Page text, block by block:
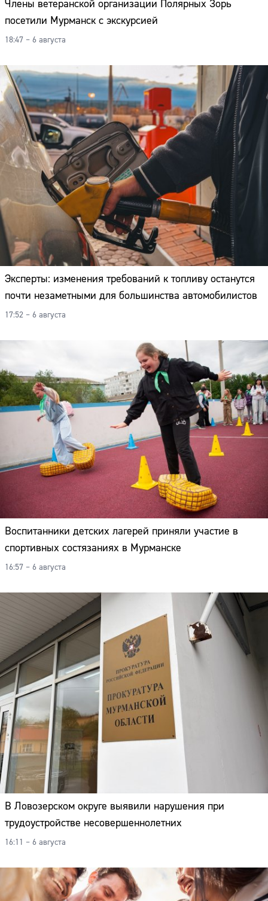
Члены ветеранской организации Полярных Зорь
посетили Мурманск с экскурсией
18:47 – 6 августа
Эксперты: изменения требований к топливу останутся
почти незаметными для большинства автомобилистов
17:52 – 6 августа
Воспитанники детских лагерей приняли участие в
спортивных состязаниях в Мурманске
16:57 – 6 августа
В Ловозерском округе выявили нарушения при
трудоустройстве несовершеннолетних
16:11 – 6 августа